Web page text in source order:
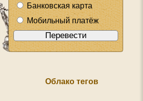
Банковская карта
Мобильный платёж
Облако тегов